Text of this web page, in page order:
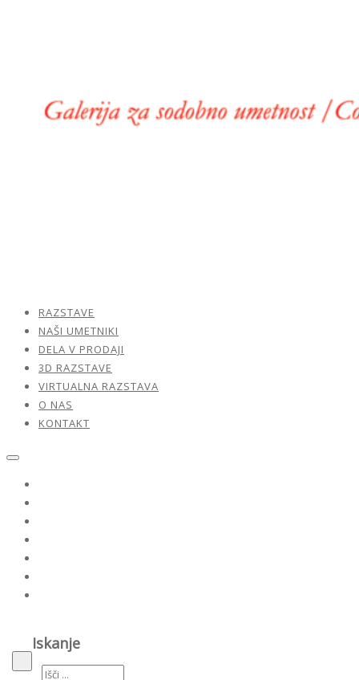
RAZSTAVE
NAŠI UMETNIKI
DELA V PRODAJI
3D RAZSTAVE
VIRTUALNA RAZSTAVA
O NAS
KONTAKT
Iskanje